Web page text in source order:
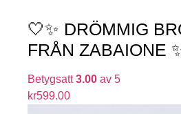
🤍✨ DRÖMMIG
FRÅN ZABAIONE
Betygsatt3.00 av 5
kr599.00